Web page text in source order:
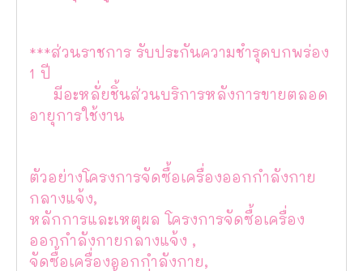
***ส่วนราชการ รับประกันความชำรุดบกพร่อง
1 ปี
มีอะหลั่ยชิ้นส่วนบริการหลังการขายตลอด
อายุการใช้งาน
ตัวอย่างโครงการจัดซื้อเครื่องออกกำลังกาย
กลางแจ้ง,
หลักการและเหตุผล โครงการจัดซื้อเครื่อง
ออกกำลังกายกลางแจ้ง ,
จัดซื้อเครื่องออกกำลังกาย,